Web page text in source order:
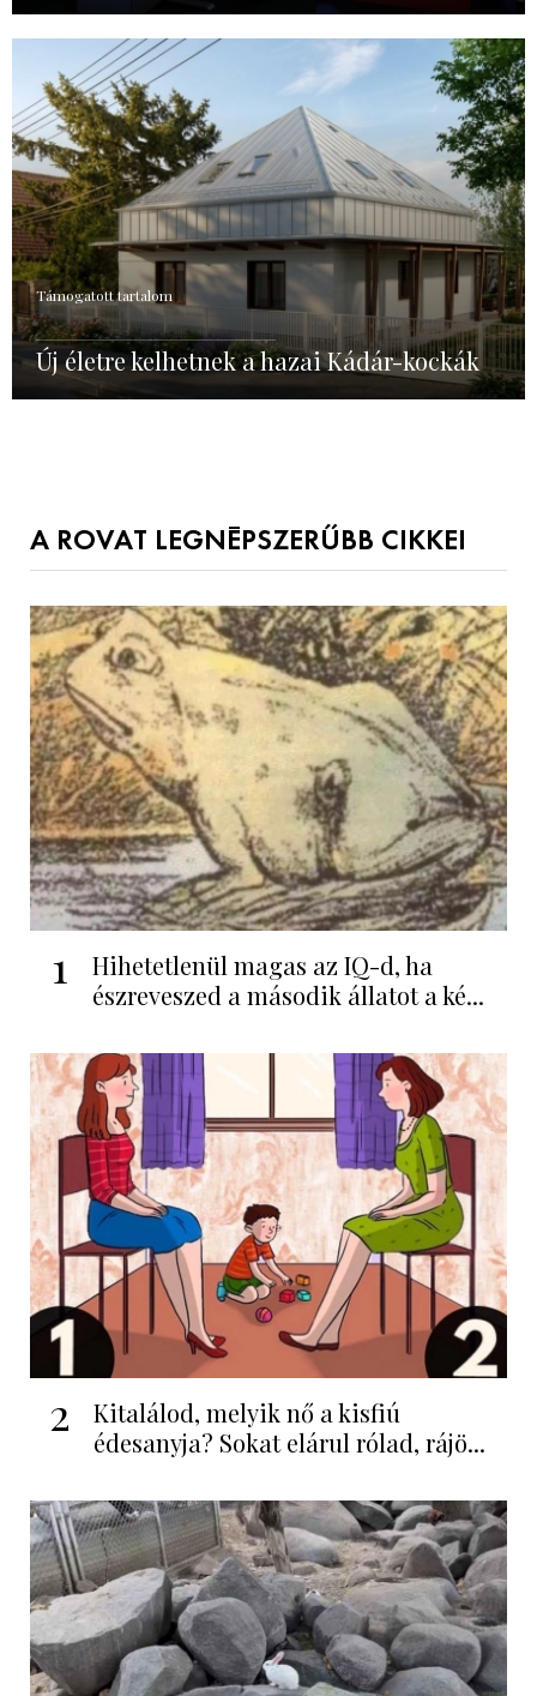
Támogatott tartalom
Új életre kelhetnek a hazai Kádár-kockák
A ROVAT LEGNÉPSZERŰBB CIKKEI
1
Hihetetlenül magas az IQ-d, ha
észreveszed a második állatot a ké...
2
Kitalálod, melyik nő a kisfiú
édesanyja? Sokat elárul rólad, rájö...